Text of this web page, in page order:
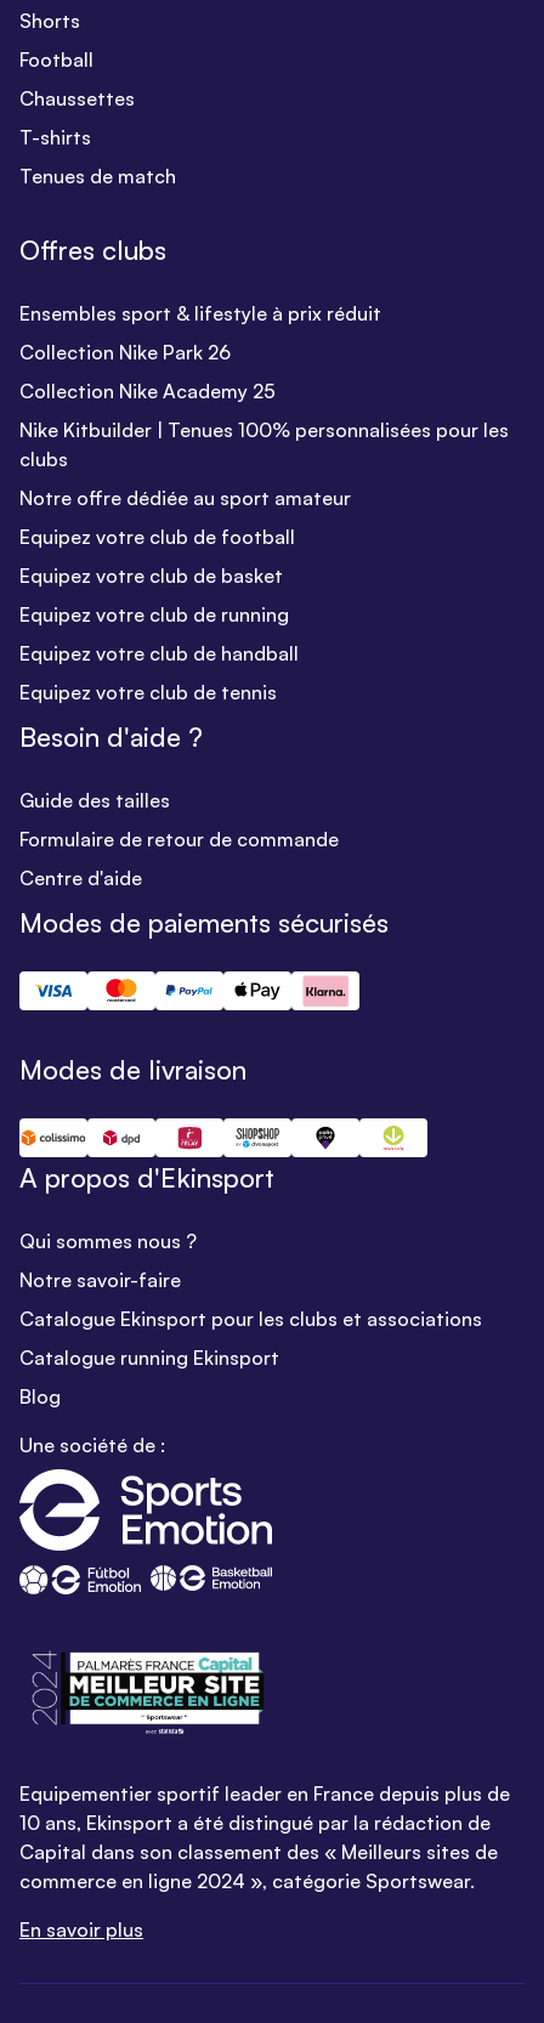
Shorts
Football
Chaussettes
T-shirts
Tenues de match
Offres clubs
Ensembles sport & lifestyle à prix réduit
Collection Nike Park 26
Collection Nike Academy 25
Nike Kitbuilder | Tenues 100% personnalisées pour les
clubs
Notre offre dédiée au sport amateur
Equipez votre club de football
Equipez votre club de basket
Equipez votre club de running
Equipez votre club de handball
Equipez votre club de tennis
Besoin d'aide ?
Guide des tailles
Formulaire de retour de commande
Centre d'aide
Modes de paiements sécurisés
Modes de livraison
A propos d'Ekinsport
Qui sommes nous ?
Notre savoir-faire
Catalogue Ekinsport pour les clubs et associations
Catalogue running Ekinsport
Blog
Une société de :
Equipementier sportif leader en France depuis plus de
10 ans, Ekinsport a été distingué par la rédaction de
Capital dans son classement des « Meilleurs sites de
commerce en ligne 2024 », catégorie Sportswear.
En savoir plus